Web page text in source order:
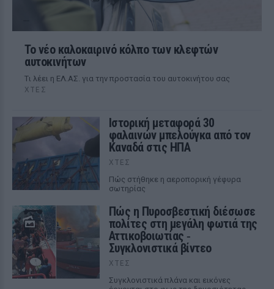
Το νέο καλοκαιρινό κόλπο των κλεφτών
αυτοκινήτων
Tι λέει η ΕΛ.ΑΣ. για την προστασία του αυτοκινήτου σας
ΧΤΕΣ
Ιστορική μεταφορά 30
φαλαινών μπελούγκα από τον
Καναδά στις ΗΠΑ
ΧΤΕΣ
Πώς στήθηκε η αεροπορική γέφυρα
σωτηρίας
Πώς η Πυροσβεστική διέσωσε
πολίτες στη μεγάλη φωτιά της
Αττικοβοιωτίας ‑
Συγκλονιστικά βίντεο
ΧΤΕΣ
Συγκλονιστικά πλάνα και εικόνες